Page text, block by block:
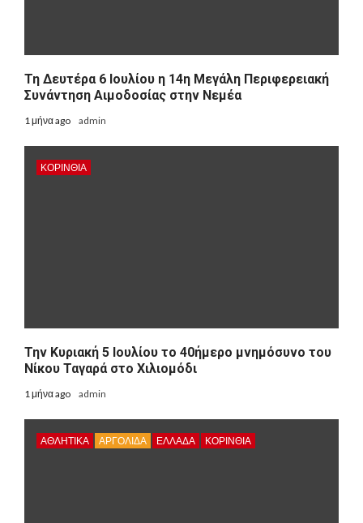
Τη Δευτέρα 6 Ιουλίου η 14η Μεγάλη Περιφερειακή
Συνάντηση Αιμοδοσίας στην Νεμέα
1 μήνα ago admin
ΚΟΡΙΝΘΊΑ
Την Κυριακή 5 Ιουλίου το 40ήμερο μνημόσυνο του
Νίκου Ταγαρά στο Χιλιομόδι
1 μήνα ago admin
ΑΘΛΗΤΙΚΑ ΑΡΓΟΛΙΔΑ ΕΛΛΑΔΑ ΚΟΡΙΝΘΊΑ